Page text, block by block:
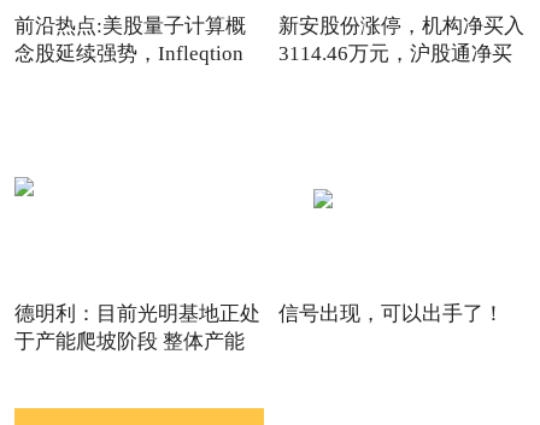
前沿热点:美股量子计算概
念股延续强势，Infleqtion
新安股份涨停，机构净买入
3114.46万元，沪股通净买
德明利：目前光明基地正处
于产能爬坡阶段 整体产能
信号出现，可以出手了！